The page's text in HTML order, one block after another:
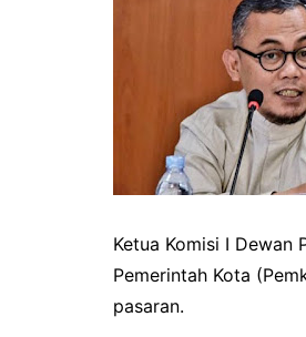
Ketua Komisi I Dewan
Pemerintah Kota
pasaran.